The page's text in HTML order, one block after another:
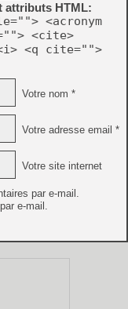
attributs HTML:
<acronym
<cite>
<q cite="">
Votre nom *
Votre adresse email *
Votre site internet
par e-mail.
e-mail.